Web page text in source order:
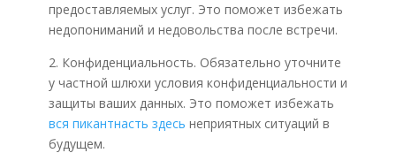
предоставляемых услуг. Это поможет избежать
недопониманий и недовольства после встречи.
2. Конфиденциальность. Обязательно уточните
у частной шлюхи условия конфиденциальности и
защиты ваших данных. Это поможет избежать
вся пикантнасть здесь неприятных ситуаций в
будущем.